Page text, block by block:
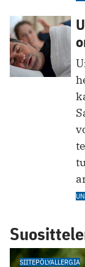
SIITEPÖLYALLERGIA